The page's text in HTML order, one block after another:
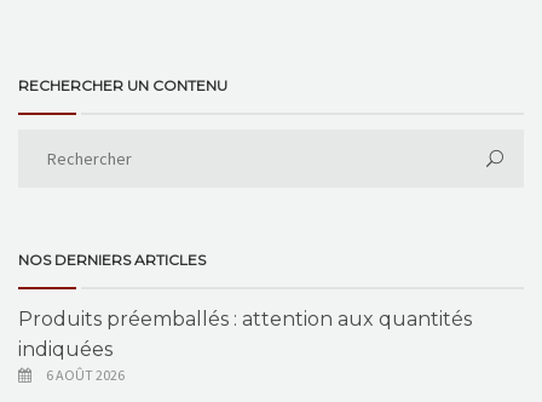
RECHERCHER UN CONTENU
NOS DERNIERS ARTICLES
Produits préemballés : attention aux quantités
indiquées
6 AOÛT 2026